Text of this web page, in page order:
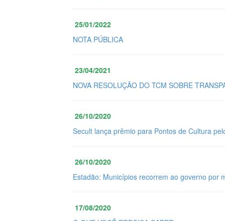
25/01/2022
NOTA PÚBLICA
23/04/2021
NOVA RESOLUÇÃO DO TCM SOBRE
26/10/2020
Secult lança prêmio para Pontos de Cultura
26/10/2020
Estadão: Municípios recorrem ao governo por
17/08/2020